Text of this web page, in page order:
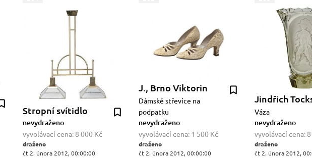
Stropní svítidlo
nevydraženo
vyvolávací cena: 8 000 Kč
draženo
čt 2. února 2012, 00:00:00
J., Brno Viktorin
Dámské střevíce na
podpatku
nevydraženo
vyvolávací cena: 1 500 Kč
draženo
čt 2. února 2012, 00:00:00
Jindřich
Váza
nevydraženo
vyvolávací cena:
draženo
čt 2. února 2012,